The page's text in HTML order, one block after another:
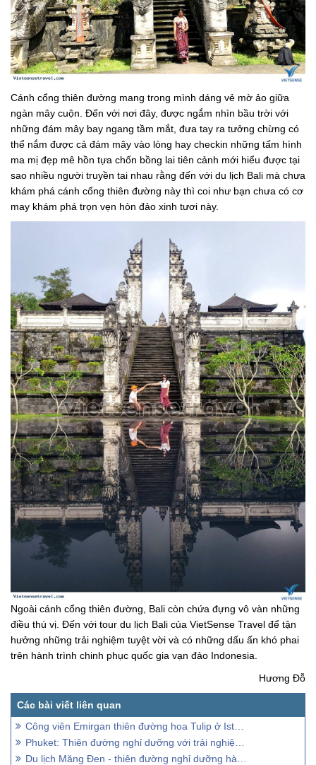
Cánh cổng thiên đường mang trong mình dáng vẻ mờ ảo giữa
ngàn mây cuộn. Đến với nơi đây, được ngắm nhìn bầu trời với
những đám mây bay ngang tầm mắt, đưa tay ra tưởng chừng có
thể nắm được cả đám mây vào lòng hay checkin những tấm hình
ma mị đẹp mê hồn tựa chốn bồng lai tiên cảnh mới hiểu được tại
sao nhiều người truyền tai nhau rằng đến với du lịch Bali mà chưa
khám phá cánh cổng thiên đường này thì coi như bạn chưa có cơ
may khám phá trọn vẹn hòn đảo xinh tươi này.
Ngoài cánh cổng thiên đường, Bali còn chứa đựng vô vàn những
điều thú vị. Đến với tour du lịch Bali của VietSense Travel để tận
hưởng những trải nghiệm tuyệt vời và có những dấu ấn khó phai
trên hành trình chinh phục quốc gia vạn đảo Indonesia.
Hương Đỗ
Công viên Emirgan thiên đường hoa Tulip ở Istanbul
Phuket: Thiên đường nghỉ dưỡng với trải nghiệm đa dạng và mùa hè tuyệt vời
Du lịch Măng Đen - thiên đường nghỉ dưỡng hàng đầu Kon Tum